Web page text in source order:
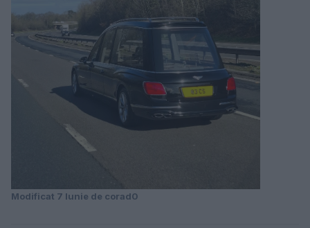
Modificat 7 Iunie de corad0